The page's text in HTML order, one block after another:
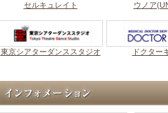
セルキュレイト ウノア
東京シアターダンススタジオ ドクター